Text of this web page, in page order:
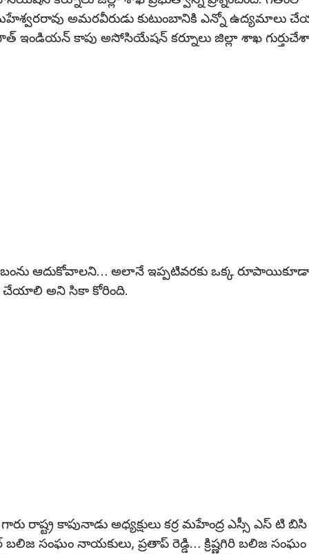
అమరవీరుడు కుటుంబానికి ఎన్నో ఉద్యమాలు
ఇండియన్ కాపు అసోసియేషన్ కర్నూలు జిల్లా శాఖ
ఆదుకోవాలని… అలానే ఇప్పటివరకు ఒక్క
చేయాలి అని సికా కోరింది.
రాష్ట్ర కాపునాడు అధ్యక్షులు కర్ర మహేంద్ర ఎస్సీ ఎస్ టి బిసి
సంఘం నాయకులు, ప్రతాప్ రెడ్డి… క్రిష్ణగిరి బలిజ సంఘం